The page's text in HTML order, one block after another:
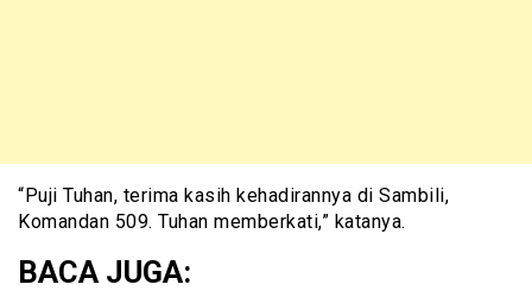
“Puji Tuhan, terima kasih kehadirannya di Sambili,
Komandan 509. Tuhan memberkati,” katanya.
BACA JUGA: